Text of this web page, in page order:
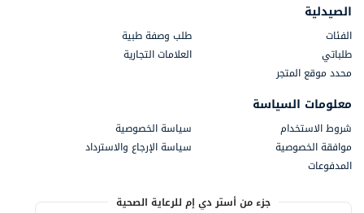
الصيدلية
الفئات
طلب وصفة طبية
طلباتي
العلامات التجارية
محدد موقع المتجر
معلومات السياسة
شروط الاستخدام
سياسة الخصوصية
موافقة الخصوصية
سياسة الإرجاع والاسترداد
المدفوعات
جزء من أستر دي إم للرعاية الصحية